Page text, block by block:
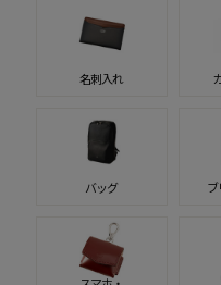
名刺入れ
バッグ ブ